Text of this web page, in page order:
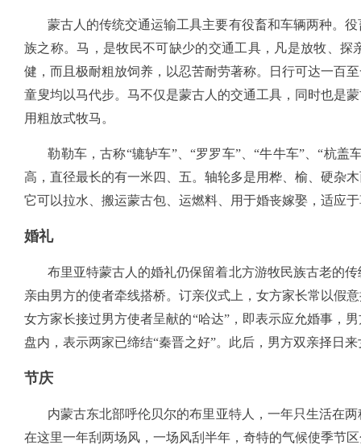
蒙古人的传统交通运输工具主要有役畜和车辆两种。役
族之称。马，是牧民不可缺少的交通工具，凡是放牧、
健，而且极耐粗放饲养，以忍苦耐劳著称。日行可达一百
童叟均以马代步。马不仅是蒙古人的交通工具，同时也是
用粗放式牧马。
勒勒车，古称“辘轳车”、“罗罗车”、“牛牛车”、“杭盖
高，直径最长的有一米四、五。轴轮多是用桦、榆、硬杂
它可以拉水、搬运蒙古包、运燃料、用于婚丧嫁娶，适应
婚礼
布里亚特蒙古人的婚礼仍保留着北方游牧民族古老的传
亲由男方的使者牵线搭桥。订亲仪式上，女方家长常以假
女方家长接过男方使者呈献的“哈达”，即表示应允婚事，
盘内，表示两家已缔结“秦晋之好”。此后，男方双亲择日
节庆
内蒙古东北部呼伦贝尔的布里亚特人，一年只生活在
在这里一年刮两场风，一场风刮半年，奇特的气候使季节